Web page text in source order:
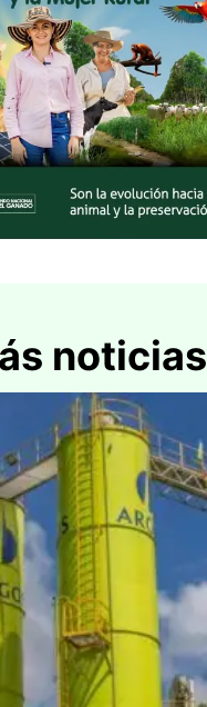
noticias